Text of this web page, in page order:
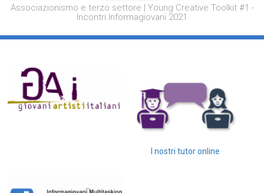
Associazionismo e terzo settore | Young Creative Toolkit #1 -
Incontri Informagiovani 2021
I nostri tutor online